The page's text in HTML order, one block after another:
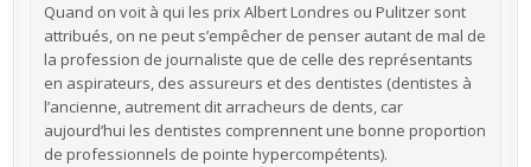
Quand on voit à qui les prix Albert Londres ou Pulitzer sont
attribués, on ne peut s’empêcher de penser autant de mal de
la profession de journaliste que de celle des représentants
en aspirateurs, des assureurs et des dentistes (dentistes à
l’ancienne, autrement dit arracheurs de dents, car
aujourd’hui les dentistes comprennent une bonne proportion
de professionnels de pointe hypercompétents).